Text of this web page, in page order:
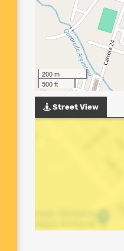
200 m
500 ft
Street View